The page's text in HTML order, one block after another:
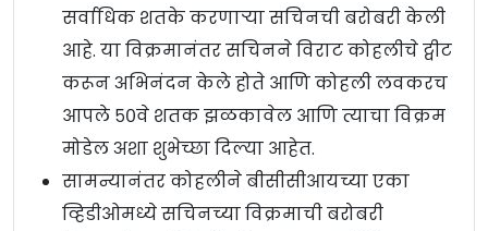
सर्वाधिक शतके करणाऱ्या सचिनची बरोबरी केली
आहे. या विक्रमानंतर सचिनने विराट कोहलीचे ट्वीट
करून अभिनंदन केले होते आणि कोहली लवकरच
आपले ५०वे शतक झळकावेल आणि त्याचा विक्रम
मोडेल अशा शुभेच्छा दिल्या आहेत.
सामन्यानंतर कोहलीने बीसीसीआयच्या एका
व्हिडीओमध्ये सचिनच्या विक्रमाची बरोबरी